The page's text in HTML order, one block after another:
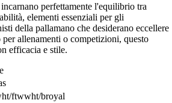
perfettamente l'equilibrio tra
elementi essenziali per gli
della pallamano che desiderano eccellere
allenamenti o competizioni, questo
efficacia e stile.
ftwwht/broyal